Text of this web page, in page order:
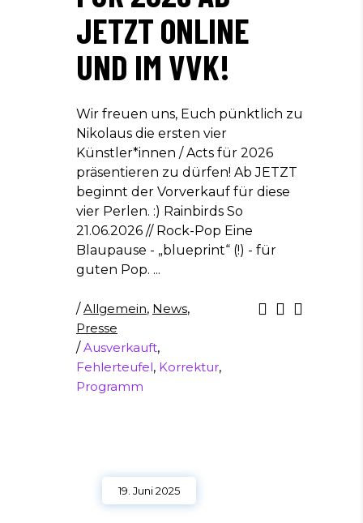
JETZT ONLINE
UND IM VVK!
Wir freuen uns, Euch pünktlich zu
Nikolaus die ersten vier
Künstler*innen / Acts für 2026
präsentieren zu dürfen! Ab JETZT
beginnt der Vorverkauf für diese
vier Perlen. :) Rainbirds So
21.06.2026 // Rock-Pop Eine
Blaupause - „blueprint“ (!) - für
guten Pop.
/Allgemein, News,
Presse
/Ausverkauft,
Fehlerteufel, Korrektur,
Programm
19. Juni 2025